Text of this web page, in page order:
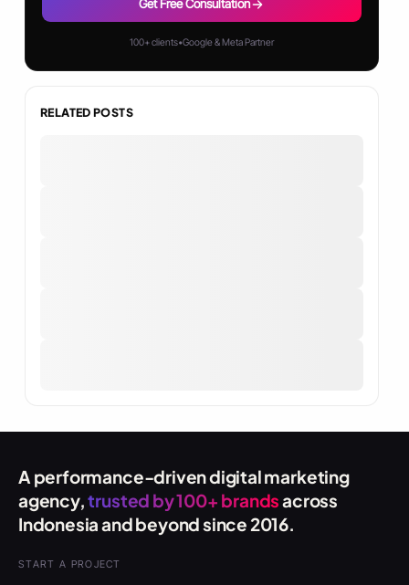
Get Free Consultation
100+ clients•Google & Meta Partner
RELATED POSTS
A performance-driven digital marketing
agency,trusted by 100+ brandsacross
Indonesia and beyond since 2016.
START A PROJECT